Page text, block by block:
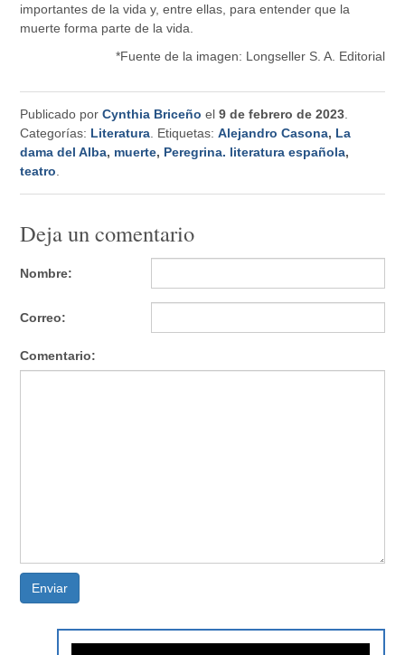
importantes de la vida y, entre ellas, para entender que la
muerte forma parte de la vida.
*Fuente de la imagen: Longseller S. A. Editorial
Publicado porCynthia Briceño el9 de febrero de 2023
Categorías: Literatura . Etiquetas:Alejandro Casona, La
dama del Alba, muerte, Peregrina. literatura española,
teatro
Deja un comentario
Nombre:
Correo:
Comentario:
Enviar